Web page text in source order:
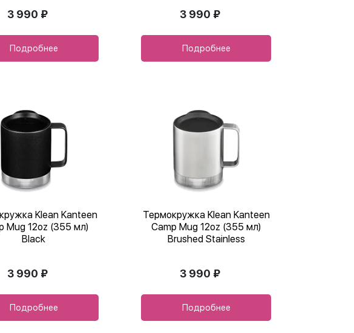
3 990 ₽
Подробнее
3 990 ₽
Подробнее
Klean Kanteen
Mug 12oz (355 мл)
Black
3 990 ₽
Подробнее
Термокружка Klean Kanteen
Camp Mug 12oz (355 мл)
Brushed Stainless
3 990 ₽
Подробнее